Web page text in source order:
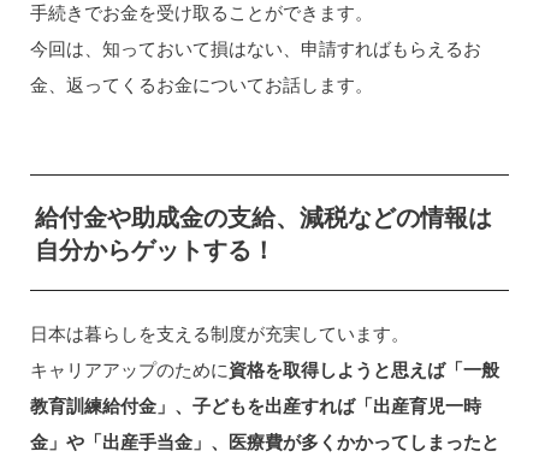
手続きでお金を受け取ることができます。
今回は、知っておいて損はない、申請すればもらえるお
金、返ってくるお金についてお話します。
給付金や助成金の支給、減税などの情報は
自分からゲットする！
日本は暮らしを支える制度が充実しています。
キャリアアップのために資格を取得しようと思えば「一般
教育訓練給付金」、子どもを出産すれば「出産育児一時
金」や「出産手当金」、医療費が多くかかってしまったと